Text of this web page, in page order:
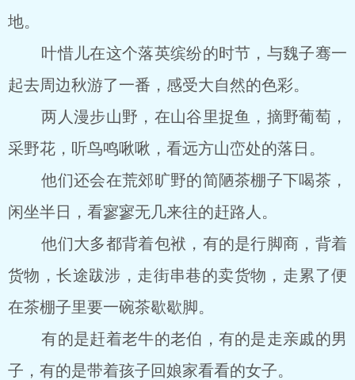
地。
叶惜儿在这个落英缤纷的时节，与魏子骞一
起去周边秋游了一番，感受大自然的色彩。
两人漫步山野，在山谷里捉鱼，摘野葡萄，
采野花，听鸟鸣啾啾，看远方山峦处的落日。
他们还会在荒郊旷野的简陋茶棚子下喝茶，
闲坐半日，看寥寥无几来往的赶路人。
他们大多都背着包袱，有的是行脚商，背着
货物，长途跋涉，走街串巷的卖货物，走累了便
在茶棚子里要一碗茶歇歇脚。
有的是赶着老牛的老伯，有的是走亲戚的男
子，有的是带着孩子回娘家看看的女子。